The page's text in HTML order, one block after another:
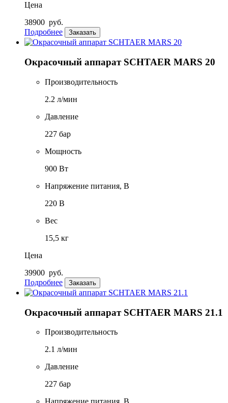
Цена
38900 руб.
Подробнее
Заказать
Окрасочный аппарат SCHTAER MARS 20
Производительность
2.2 л/мин
Давление
227 бар
Мощность
900 Вт
Напряжение питания, В
220 В
Вес
15,5 кг
Цена
39900 руб.
Подробнее
Заказать
Окрасочный аппарат SCHTAER MARS 21.1
Производительность
2.1 л/мин
Давление
227 бар